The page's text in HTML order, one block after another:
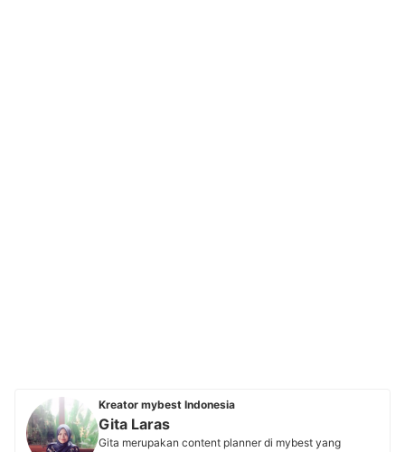
Kreator mybest Indonesia
Gita Laras
Gita merupakan content planner di mybest yang